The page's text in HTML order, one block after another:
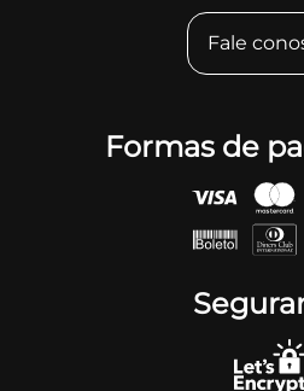
Fale
Formas de